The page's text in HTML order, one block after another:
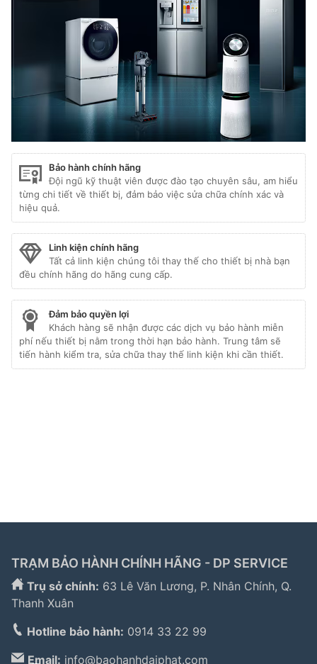
Bảo hành chính hãng
Đội ngũ kỹ thuật viên được đào tạo chuyên sâu, am hiểu
từng chi tiết về thiết bị, đảm bảo việc sửa chữa chính xác và
hiệu quả.
Linh kiện chính hãng
Tất cả linh kiện chúng tôi thay thế cho thiết bị nhà bạn
đều chính hãng do hãng cung cấp.
Đảm bảo quyền lợi
Khách hàng sẽ nhận được các dịch vụ bảo hành miễn
phí nếu thiết bị nằm trong thời hạn bảo hành. Trung tâm sẽ
tiến hành kiểm tra, sửa chữa thay thế linh kiện khi cần thiết.
TRẠM BẢO HÀNH CHÍNH HÃNG - DP SERVICE
Trụ sở chính: 63 Lê Văn Lương, P. Nhân Chính, Q.
Thanh Xuân
Hotline bảo hành: 0914 33 22 99
Email: info@baohanhdaiphat.com